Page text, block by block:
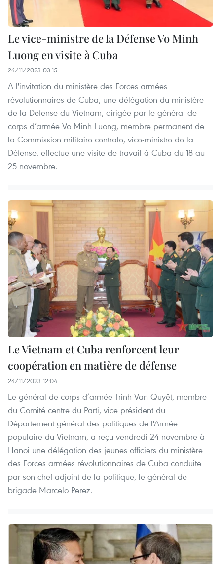
Le vice-ministre de la Défense Vo Minh
Luong en visite à Cuba
24/11/2023 03:15
A l'invitation du ministère des Forces armées
révolutionnaires de Cuba, une délégation du ministère
de la Défense du Vietnam, dirigée par le général de
corps d’armée Vo Minh Luong, membre permanent de
la Commission militaire centrale, vice-ministre de la
Défense, effectue une visite de travail à Cuba du 18 au
25 novembre.
Le Vietnam et Cuba renforcent leur
coopération en matière de défense
24/11/2023 12:04
Le général de corps d’armée Trinh Van Quyêt, membre
du Comité centre du Parti, vice-président du
Département général des politiques de l'Armée
populaire du Vietnam, a reçu vendredi 24 novembre à
Hanoi une délégation des jeunes officiers du ministère
des Forces armées révolutionnaires de Cuba conduite
par son chef adjoint de la politique, le général de
brigade Marcelo Perez.